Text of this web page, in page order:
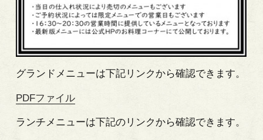
グランドメニューは下記リンクから確認できます。
PDFファイル
ランチメニューは下記のリンクから確認できます。